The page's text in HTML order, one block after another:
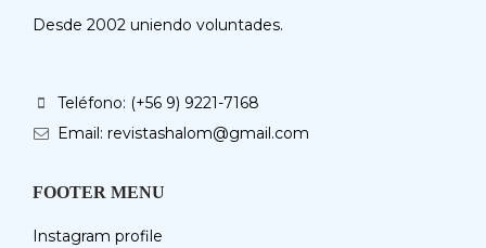
Desde 2002 uniendo voluntades.
Teléfono: (+56 9) 9221-7168
Email: revistashalom@gmail.com
FOOTER MENU
Instagram profile